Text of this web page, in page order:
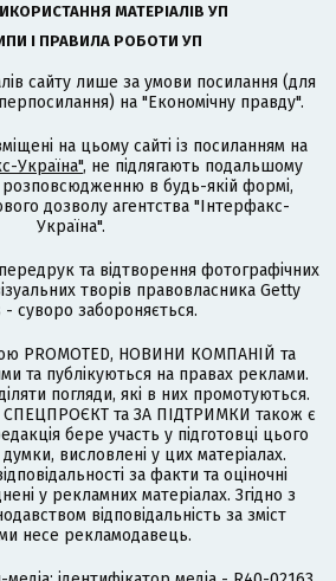
МАТЕРІАЛІВ УП
І ПРАВИЛА РОБОТИ УП
сайту лише за умови посилання (для
на "Економічну правду".
на цьому сайті із посиланням на
Україна", не підлягають подальшому
в будь-якій формі,
дозволу агентства "Інтерфакс-
Україна".
та відтворення фотографічних
творів правовласника Getty
- суворо забороняється.
PROMOTED, НОВИНИ КОМПАНІЙ та
та публікуються на правах реклами.
погляди, які в них промотуються.
СПЕЦПРОЄКТ та ЗА ПІДТРИМКИ також є
бере участь у підготовці цього
думки, висловлені у цих матеріалах.
за факти та оціночні
у рекламних матеріалах. Згідно з
відповідальність за зміст
несе рекламодавець.